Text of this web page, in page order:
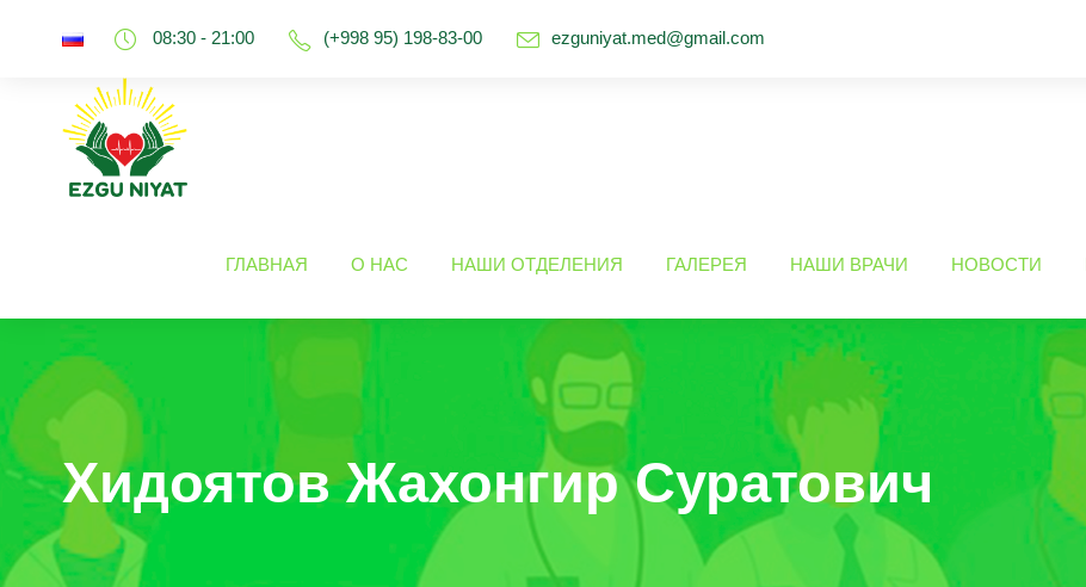
08:30 - 21:00 (+998 95) 198-83-00 ezguniyat.med@gmail.com
ГЛАВНАЯ О НАС НАШИ ОТДЕЛЕНИЯ ГАЛЕРЕЯ НАШИ ВРАЧИ НОВОСТИ
Хидоятов Жахонгир Суратович